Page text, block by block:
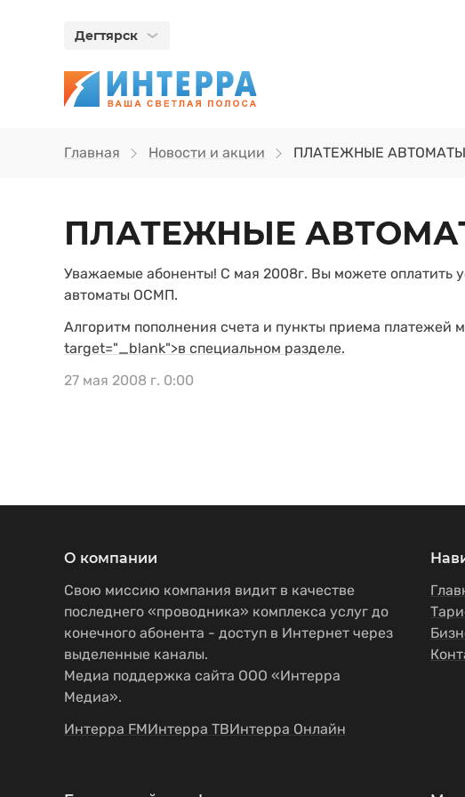
Дегтярск
Главная Новости и акции ПЛАТЕЖНЫЕ АВТОМАТЫ
ПЛАТЕЖНЫЕ
Уважаемые абоненты! С мая 2008г. Вы можете оплатить
автоматы ОСМП.
Алгоритм пополнения счета и пункты приема платежей
target="_blank">в специальном разделе.
27 мая 2008 г. 0:00
О компании
Свою миссию компания видит в качестве
последнего «проводника» комплекса услуг до
конечного абонента - доступ в Интернет через
выделенные каналы.
Медиа поддержка сайта ООО «Интерра
Медиа».
Интерра FMИнтерра ТВИнтерра Онлайн